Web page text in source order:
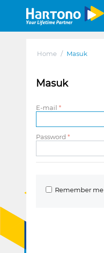
Home / Masuk
Masuk
E-mail
Password
Remember me